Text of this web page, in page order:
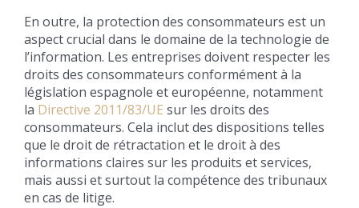
En outre, la protection des consommateurs est un
aspect crucial dans le domaine de la technologie de
l’information. Les entreprises doivent respecter les
droits des consommateurs conformément à la
législation espagnole et européenne, notamment
la Directive 2011/83/UE sur les droits des
consommateurs. Cela inclut des dispositions telles
que le droit de rétractation et le droit à des
informations claires sur les produits et services,
mais aussi et surtout la compétence des tribunaux
en cas de litige.